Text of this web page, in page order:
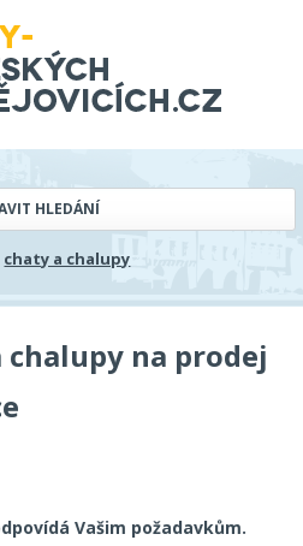
HLEDÁNÍ
chaty a chalupy
na prodej
Vašim požadavkům.